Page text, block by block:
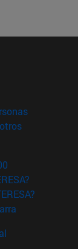
nueva ventana)
(abre en
(abre en